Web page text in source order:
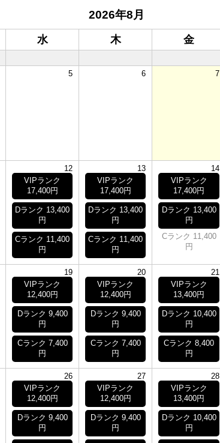
2026年8月
水 木 金
5 6 7
12
VIPランク
17,400円
Dランク 13,400
円
Cランク 11,400
円
13
VIPランク
17,400円
Dランク 13,400
円
Cランク 11,400
円
14
VIPランク
17,400円
Dランク 13,400
円
Cランク 11,400
円
19
VIPランク
12,400円
Dランク 9,400
円
Cランク 7,400
円
20
VIPランク
12,400円
Dランク 9,400
円
Cランク 7,400
円
21
VIPランク
13,400円
Dランク 10,400
円
Cランク 8,400
円
26
VIPランク
12,400円
Dランク 9,400
円
27
VIPランク
12,400円
Dランク 9,400
円
28
VIPランク
13,400円
Dランク 10,400
円